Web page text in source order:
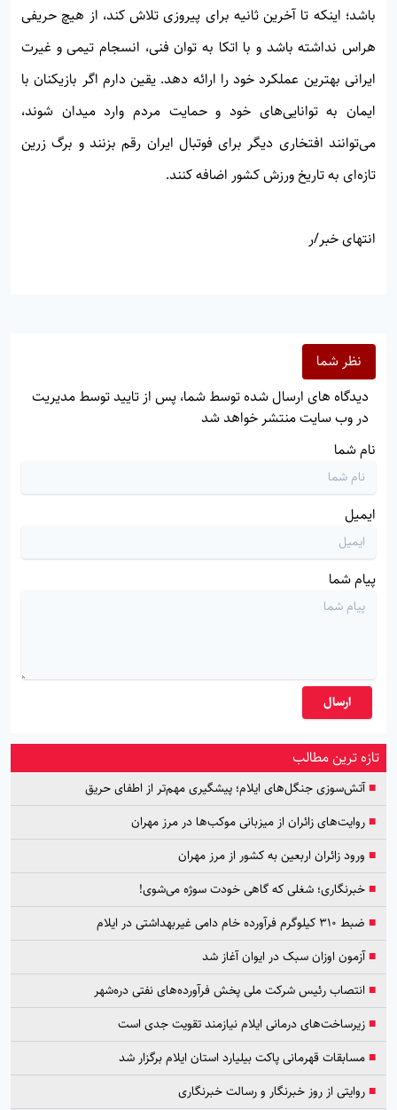
باشد؛ اینکه تا آخرین ثانیه برای پیروزی تلاش کند، از هیچ حریفی
هراس نداشته باشد و با اتکا به توان فنی، انسجام تیمی و غیرت
ایرانی بهترین عملکرد خود را ارائه دهد. یقین دارم اگر بازیکنان با
ایمان به توانایی‌های خود و حمایت مردم وارد میدان شوند،
می‌توانند افتخاری دیگر برای فوتبال ایران رقم بزنند و برگ زرین
تازه‌ای به تاریخ ورزش کشور اضافه کنند.
انتهای خبر/ر
نظر شما
دیدگاه های ارسال شده توسط شما، پس از تایید توسط مدیریت
در وب سایت منتشر خواهد شد
نام شما
ایمیل
پیام شما
ارسال
تازه ترین مطالب
■آتش‌سوزی جنگل‌های ایلام؛ پیشگیری مهم‌تر از اطفای حریق
■روایت‌های زائران از میزبانی موکب‌ها در مرز مهران
■ ورود زائران اربعین به کشور از مرز مهران
■خبرنگاری؛ شغلی که گاهی خودت سوژه می‌شوی!
■ ضبط ۳۱۰ کیلوگرم فرآورده خام دامی غیربهداشتی در ایلام
■آزمون اوزان سبک در ایوان آغاز شد
■ انتصاب رئیس شرکت ملی پخش فرآورده‌های نفتی دره‌شهر
■زیرساخت‌های درمانی ایلام نیازمند تقویت جدی است
■مسابقات قهرمانی پاکت بیلیارد استان ایلام برگزار شد
■روایتی از روز خبرنگار و رسالت خبرنگاری